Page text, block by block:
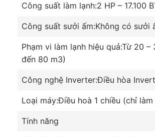
Công suất làm lạnh:2 HP – 17.100
Công suất sưởi ấm:Không có sưởi
Phạm vi làm lạnh hiệu quả:Từ 20
đến 80 m3)
Công nghệ Inverter:Điều hòa
Loại máy:Điều hoà 1 chiều (chỉ làm
Tính năng